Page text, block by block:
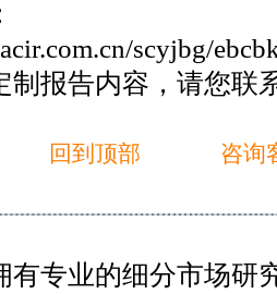
scyjbg/
报告内容，请您联
回到顶部 咨询
有专业的细分市场研